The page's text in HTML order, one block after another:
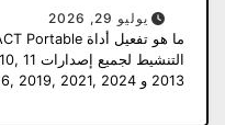
يوليو 29, 2026
2013 و Office 2010, 2016, 2019, 2021, 2024 بنقرة واحدة…